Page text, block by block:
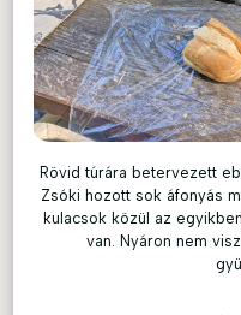
Rövid túrára betervezett
Zsóki hozott sok áfonyás
kulacsok közül az
van. Nyáron nem